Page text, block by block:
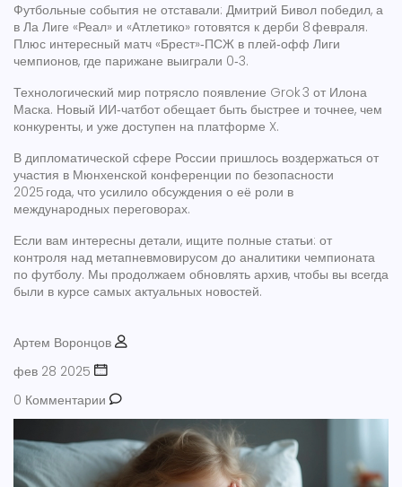
Футбольные события не отставали: Дмитрий Бивол победил, а
в Ла Лиге «Реал» и «Атлетико» готовятся к дерби 8 февраля.
Плюс интересный матч «Брест»‑ПСЖ в плей‑офф Лиги
чемпионов, где парижане выиграли 0‑3.
Технологический мир потрясло появление Grok 3 от Илона
Маска. Новый ИИ‑чатбот обещает быть быстрее и точнее, чем
конкуренты, и уже доступен на платформе X.
В дипломатической сфере России пришлось воздержаться от
участия в Мюнхенской конференции по безопасности
2025 года, что усилило обсуждения о её роли в
международных переговорах.
Если вам интересны детали, ищите полные статьи: от
контроля над метапневмовирусом до аналитики чемпионата
по футболу. Мы продолжаем обновлять архив, чтобы вы всегда
были в курсе самых актуальных новостей.
Артем Воронцов
фев 28 2025
0 Комментарии